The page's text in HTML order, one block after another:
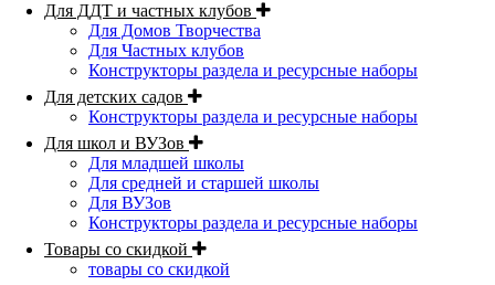
Для ДДТ и частных клубов
Для Домов Творчества
Для Частных клубов
Конструкторы раздела и ресурсные наборы
Для детских садов
Конструкторы раздела и ресурсные наборы
Для школ и ВУЗов
Для младшей школы
Для средней и старшей школы
Для ВУЗов
Конструкторы раздела и ресурсные наборы
Товары со скидкой
товары со скидкой